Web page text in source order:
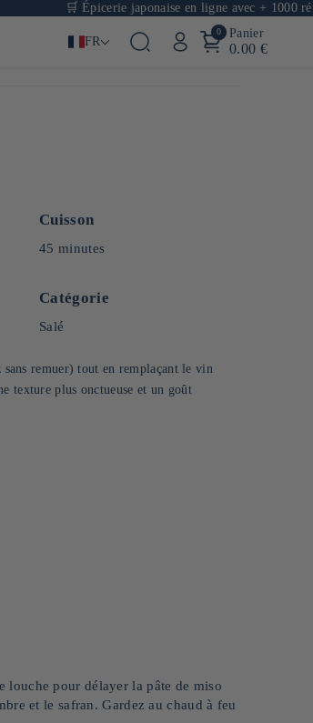
🛒 Épicerie japonaise en ligne avec + 1000
FR
0 Panier
0.00 €
Cuisson
45 minutes
Catégorie
Salé
remuer) tout en remplaçant le vin
texture plus onctueuse et un goût
louche pour délayer la pâte de miso
et le safran. Gardez au chaud à feu